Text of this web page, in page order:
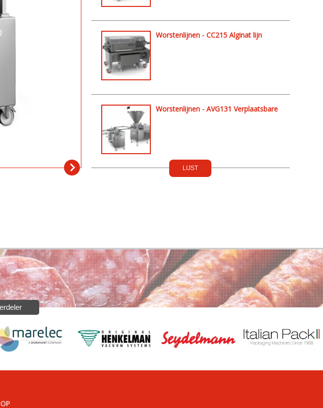
Worstenlijnen - CC215 Alginat lijn
Worstenlijnen - AVG131 Verplaatsbare
LIJST